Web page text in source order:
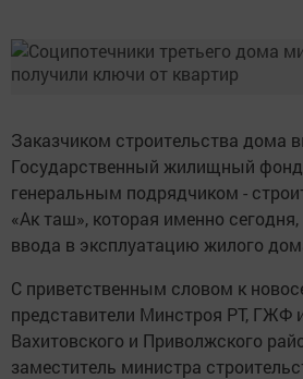
Заказчиком строительства дома
Государственный жилищный фонд
генеральным подрядчиком -
«Ак таш», которая именно
ввода в эксплуатацию жилого
С приветственным словом к
представители Минстроя РТ, ГЖФ
Вахитовского и Приволжского
заместитель министра